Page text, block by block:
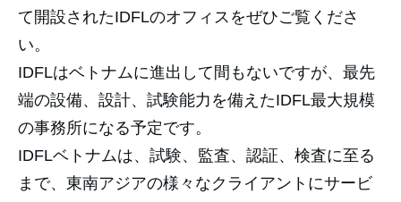
て開設されたIDFLのオフィスをぜひご覧くださ
い。
IDFLはベトナムに進出して間もないですが、最先
端の設備、設計、試験能力を備えたIDFL最大規模
の事務所になる予定です。
IDFLベトナムは、試験、監査、認証、検査に至る
まで、東南アジアの様々なクライアントにサービ